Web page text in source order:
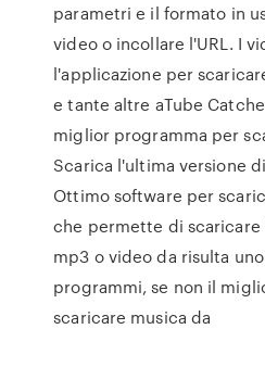
parametri e il formato in
video o incollare l'URL. I
l'applicazione per
e tante altre aTube
miglior programma per
Scarica l'ultima versione
Ottimo software per
che permette di
mp3 o video da risulta
programmi, se non il
scaricare musica da